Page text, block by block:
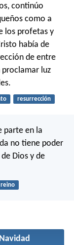
continúo
como a
los profetas y
había de
de entre
proclamar luz
resurrección
parte en la
no tiene poder
Dios y de
reino
Navidad